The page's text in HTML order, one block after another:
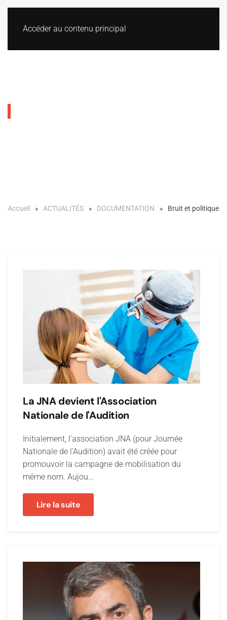
Accéder au contenu principal
Accueil ACTUALITÉS DOCUMENTATION Bruit et politique
La JNA devient l'Association
Nationale de l'Audition
Initialement, l’association JNA (pour Journée
Nationale de l'Audition) avait été créée pour
promouvoir la campagne de mobilisation du
même nom. Aujou…
Lire la suite